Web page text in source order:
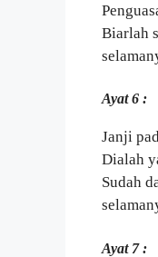
Biarlah
Ayat 6 :
Janji
Dialah
Sudah
Ayat 7 :